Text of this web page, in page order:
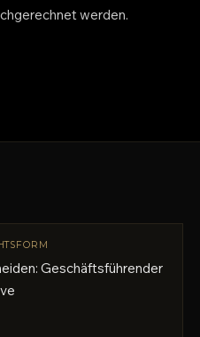
werden.
Geschäftsführender